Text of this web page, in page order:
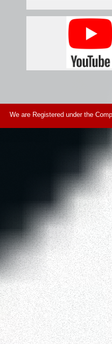
We are Registered under the